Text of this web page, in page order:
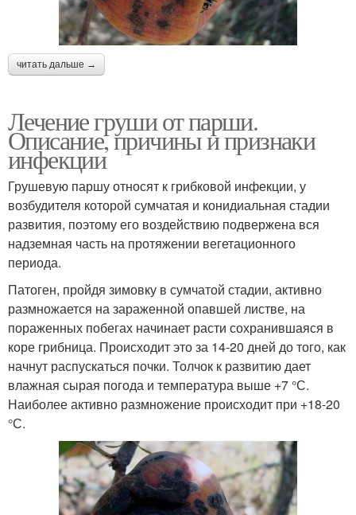
читать дальше →
Лечение груши от парши.
Описание, причины и признаки
инфекции
Грушевую паршу относят к грибковой инфекции, у
возбудителя которой сумчатая и конидиальная стадии
развития, поэтому его воздействию подвержена вся
надземная часть на протяжении вегетационного
периода.
Патоген, пройдя зимовку в сумчатой стадии, активно
размножается на зараженной опавшей листве, на
пораженных побегах начинает расти сохранившаяся в
коре грибница. Происходит это за 14-20 дней до того, как
начнут распускаться почки. Толчок к развитию дает
влажная сырая погода и температура выше +7 °С.
Наиболее активно размножение происходит при +18-20
°С.